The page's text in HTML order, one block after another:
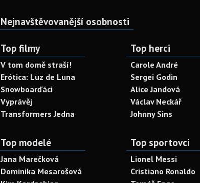
Nejnavštěvovanější osobnosti
Top filmy
V tom domě straší!
Erótica: Luz de Luna
Snowboarďáci
Vyprávěj
Transformers Jedna
Top herci
Carole André
Sergei Godin
Alice Jandová
Václav Neckář
Johnny Sins
Top modelé
Jana Marečková
Dominika Mesarošová
Top sportovci
Lionel Messi
Cristiano Ronaldo